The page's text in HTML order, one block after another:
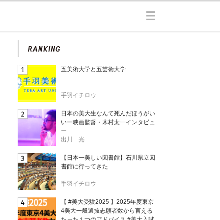
五美術大学と五芸術大学
手羽イチロウ
日本の美大生なんて死んだほうがい
いー映画監督・木村太一インタビュ
ー
出川 光
【日本一美しい図書館】石川県立図
書館に行ってきた
手羽イチロウ
【 #美大受験2025 】2025年度東京
4美大一般選抜志願者数から言える